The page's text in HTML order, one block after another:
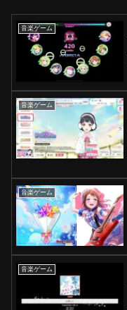
音楽ゲーム
音楽ゲーム
音楽ゲーム
音楽ゲーム